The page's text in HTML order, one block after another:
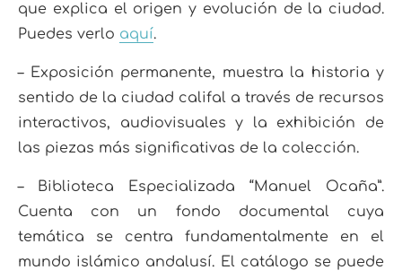
que explica el origen y evolución de la ciudad.
Puedes verlo aquí.
– Exposición permanente, muestra la historia y
sentido de la ciudad califal a través de recursos
interactivos, audiovisuales y la exhibición de
las piezas más significativas de la colección.
– Biblioteca Especializada “Manuel Ocaña”.
Cuenta con un fondo documental cuya
temática se centra fundamentalmente en el
mundo islámico andalusí. El catálogo se puede